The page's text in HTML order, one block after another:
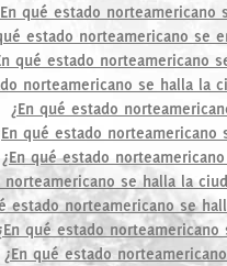
qué estado
estado norteamericano se
qué estado norteamericano
norteamericano se halla la
¿En qué estado
qué estado
¿En qué estado
norteamericano se halla la
estado norteamericano se
qué estado
¿En qué estado